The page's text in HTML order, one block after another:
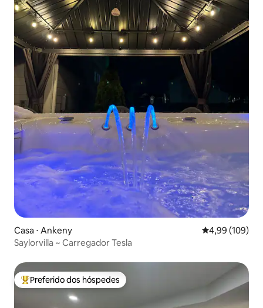
Casa ⋅ Ankeny 4,99 de uma
4,99 (109)
Saylorvilla ~ Carregador Tesla
Entre os melhores preferidos dos hóspedes
Preferido dos hóspedes